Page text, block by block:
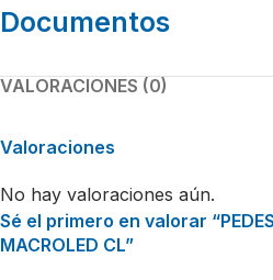
Documentos
VALORACIONES (0)
Valoraciones
No hay valoraciones aún.
Sé el primero en valorar
MACROLED CL”